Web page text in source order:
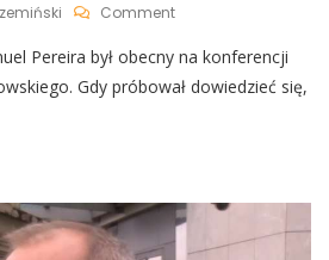
CommentOn
KO
Popchnął
„Spadaj
Śmierdzielu”
Pereira był obecny na konferencji
Gdy próbował dowiedzieć się,